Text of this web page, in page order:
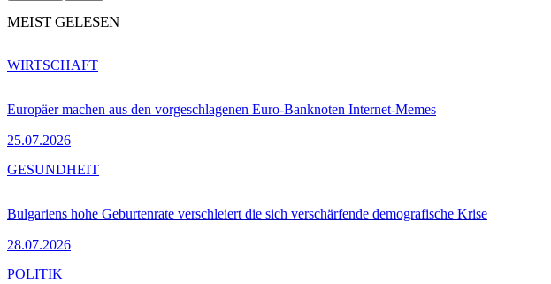
MEIST GELESEN
Europäer machen aus den vorgeschlagenen Euro-Banknoten Internet-Memes
25.07.2026
WIRTSCHAFT
Bulgariens hohe Geburtenrate verschleiert die sich verschärfende demografische Krise
28.07.2026
GESUNDHEIT
POLITIK